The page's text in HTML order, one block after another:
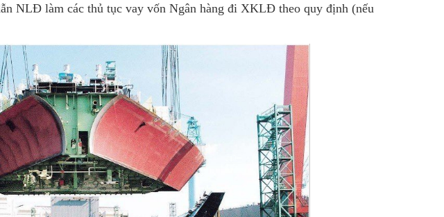
NLĐ làm các thủ tục vay vốn Ngân hàng đi XKLĐ theo quy định (nếu